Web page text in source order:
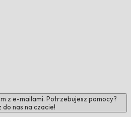
z e-mailami. Potrzebujesz pomocy?
do nas na czacie!